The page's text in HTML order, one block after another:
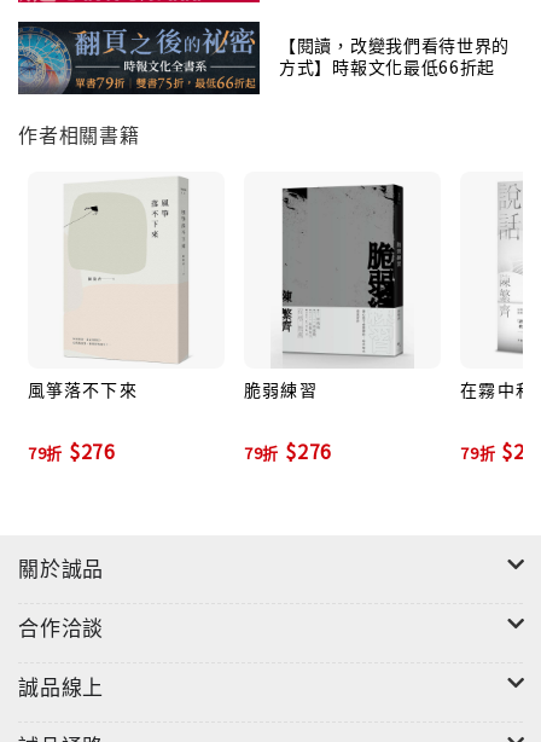
〈誤差〉
他們都說感覺／你不像那樣的人／什麼時候已經為你活
成針／看得太狹隘／落地也把所有聲響／都收起來
像是迷途的螢火蟲／偶爾，只是偶爾／認同自己也是道
溫暖的光／試圖找到熠熠的眼
爐子燒著新生的火／迎著太久沒趕緊翻身／就要被丟棄
了／不管另一面／能夠多麼稚嫩完好
【閱讀，改變我們看待世界的
方式】時報文化最低66折起
作者相關書籍
風箏落不下來
79折 $276
脆弱練習
79折 $276
在霧中和
79折
關於誠品
合作洽談
誠品線上